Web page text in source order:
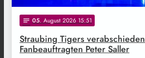
notes 05. August 2026 15:51
Straubing Tigers verabschieden
Fanbeauftragten Peter Saller